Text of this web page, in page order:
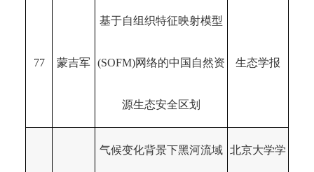
77 蒙吉军
基于自组织特征映射模型
(SOFM)网络的中国自然资
源生态安全区划
生态学报
气候变化背景下黑河流域 北京大学学